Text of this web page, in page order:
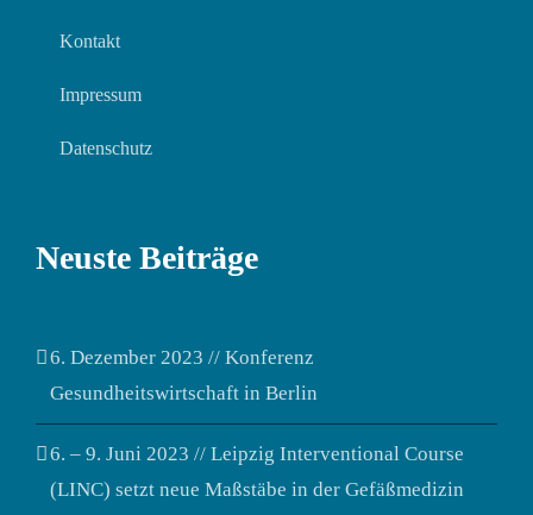
Kontakt
Impressum
Datenschutz
Neuste Beiträge
6. Dezember 2023 // Konferenz
Gesundheitswirtschaft in Berlin
6. – 9. Juni 2023 // Leipzig Interventional Course
(LINC) setzt neue Maßstäbe in der Gefäßmedizin